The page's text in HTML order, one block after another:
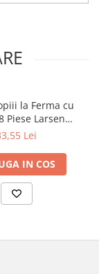
la Ferma cu
Piese Larsen
LRBM6
Lei
IN COS